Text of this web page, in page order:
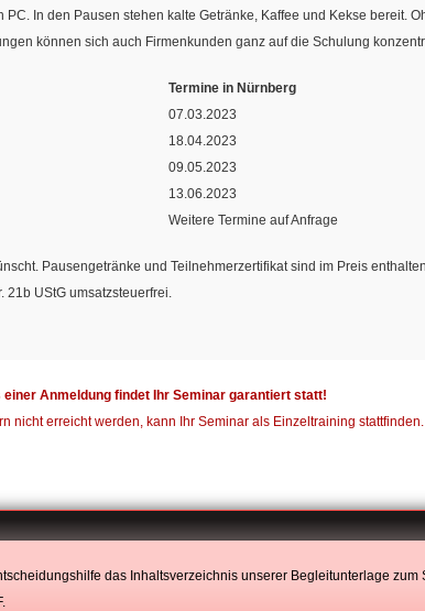
In den Pausen stehen kalte Getränke, Kaffee und Kekse bereit.
können sich auch Firmenkunden ganz auf die Schulung
Termine in Nürnberg
07.03.2023
18.04.2023
09.05.2023
13.06.2023
Weitere Termine auf Anfrage
Pausengetränke und Teilnehmerzertifikat sind im Preis
21b UStG umsatzsteuerfrei.
einer Anmeldung findet Ihr Seminar garantiert statt!
nicht erreicht werden, kann Ihr Seminar als Einzeltraining
das Inhaltsverzeichnis unserer Begleitunterlage zum